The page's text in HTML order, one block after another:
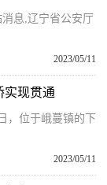
息,辽宁省公安厅
2023/05/11
实现贯通
，位于峨蔓镇的下
2023/05/11